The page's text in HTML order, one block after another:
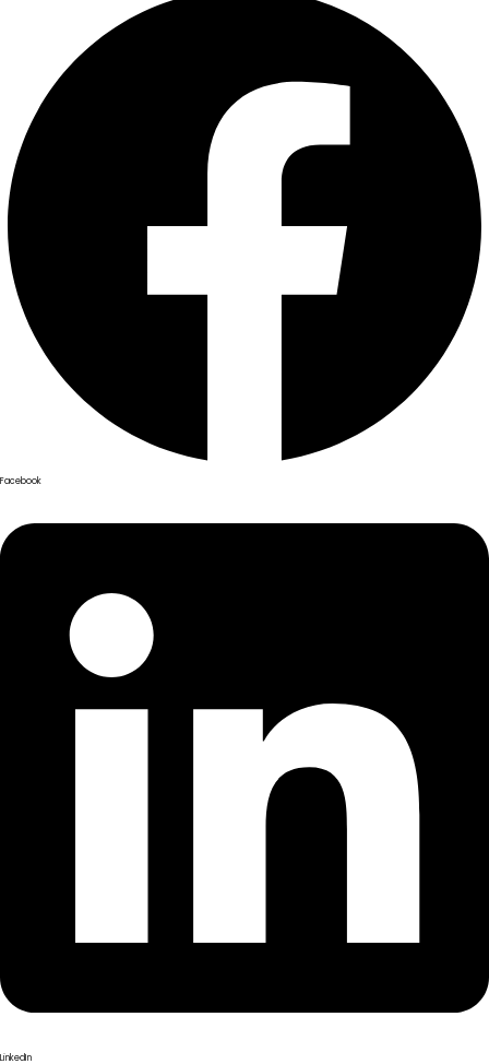
Facebook
LinkedIn